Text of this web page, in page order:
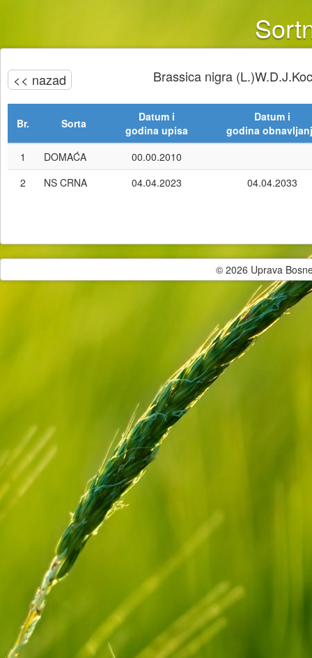
<< nazad Brassica nigra
Br. Sorta
Datum i
godina upisa
Datum i
godina
1
DOMAĆA
00.00.2010
2
NS CRNA 04.04.2023 04.04.2033
© 2026 Uprava